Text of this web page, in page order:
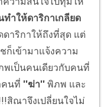
ทำให้ดาริกาเกลียด
ดาริกาให้ถึงที่สุด แต่
ก็เข้ามาแจ้งความ
เป็นคนเดียวกับคนที่
นที่ ''ฆ่า'' พิภพ และ
สิณาจึงเปลี่ยนใจไม่